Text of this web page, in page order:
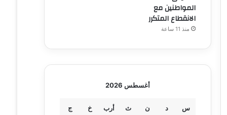
المواطنين مع
الانقطاع المتكرر
منذ 11 ساعة
أغسطس 2026
س د ن ث أرب خ ج